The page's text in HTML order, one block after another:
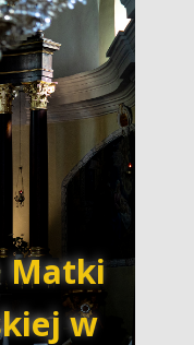
Matki
w